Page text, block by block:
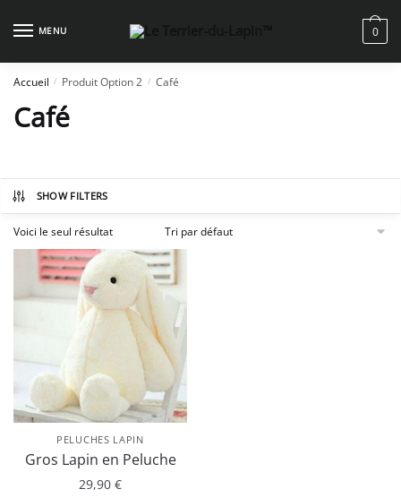
MENU 0
Accueil / Produit Option 2 / Café
Café
SHOW FILTERS
Voici le seul résultat
PELUCHES LAPIN
Gros Lapin en Peluche
29,90 €